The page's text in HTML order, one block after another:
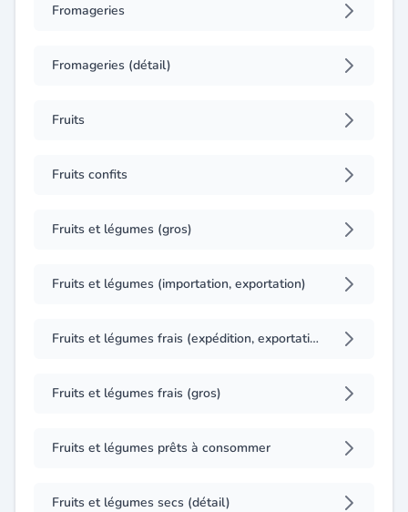
Fromageries
Fromageries (détail)
Fruits
Fruits confits
Fruits et légumes (gros)
Fruits et légumes (importation, exportation)
Fruits et légumes frais (expédition, exportation)
Fruits et légumes frais (gros)
Fruits et légumes prêts à consommer
Fruits et légumes secs (détail)